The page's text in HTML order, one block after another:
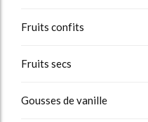
Fruits confits
Fruits secs
Gousses de vanille